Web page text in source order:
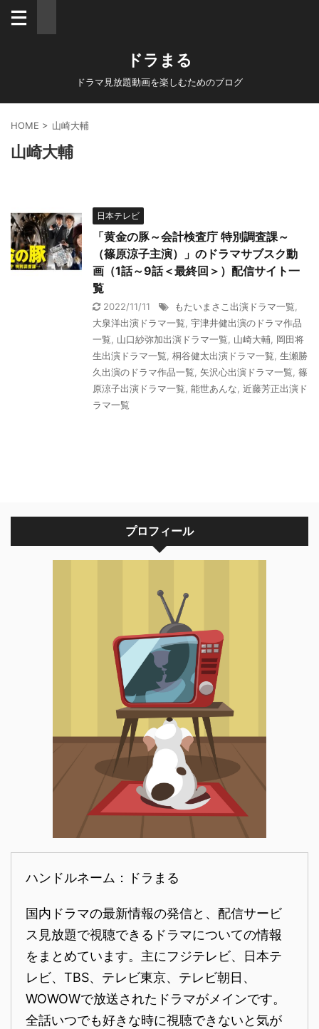
ドラまる
ドラマ見放題動画を楽しむためのブログ
HOME > 山崎大輔
山崎大輔
日本テレビ
「黄金の豚～会計検査庁 特別調査課～
（篠原涼子主演）」のドラマサブスク動
画（1話～9話＜最終回＞）配信サイト一
覧
2022/11/11 もたいまさこ出演ドラマ一覧
大泉洋出演ドラマ一覧 宇津井健出演のドラマ作品
一覧
山口紗弥加出演ドラマ一覧 山崎大輔 岡田将
生出演ドラマ一覧 桐谷健太出演ドラマ一覧 生瀬勝
久出演のドラマ作品一覧
矢沢心出演ドラマ一覧 篠
原涼子出演ドラマ一覧 能世あんな 近藤芳正出演ド
ラマ一覧
プロフィール
ハンドルネーム：ドラまる
国内ドラマの最新情報の発信と、配信サービ
ス見放題で視聴できるドラマについての情報
をまとめています。主にフジテレビ、日本テ
レビ、TBS、テレビ東京、テレビ朝日、
WOWOWで放送されたドラマがメインです。
全話いつでも好きな時に視聴できないと気が